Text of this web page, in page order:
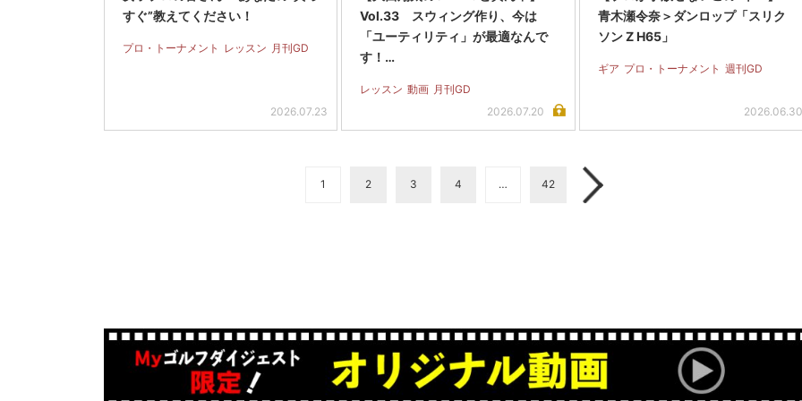
すぐ”教えてください！
プロ・トーナメント レッスン 月刊GD
2026.07.23
Vol.33 スウィング作り、今は
「ユーティリティ」が最適なんで
す！…
レッスン 動画 月刊GD
2026.07.20
青木瀬令奈＞ダンロップ「スリク
ソン Z H65」
ギア プロ・トーナメント 週刊GD
2026.06.30
1 2 3 4 … 42